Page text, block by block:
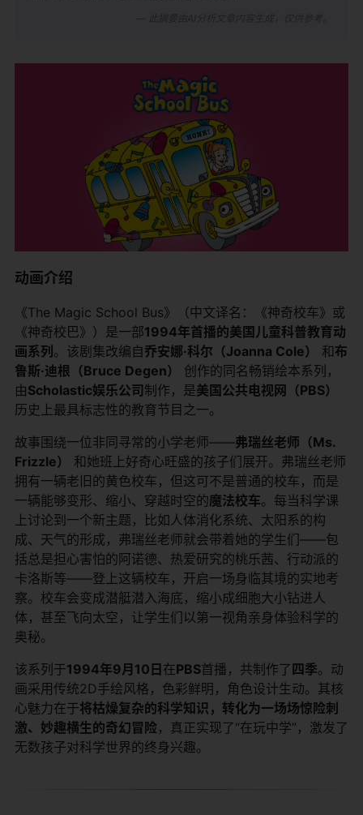
动画介绍
《The Magic School Bus》（中文译名：《神奇校车》或
《神奇校巴》）是一部1994年首播的美国儿童科普教育动
画系列 。该剧集改编自乔安娜·科尔（Joanna Cole） ​ 和布
鲁斯·迪根（Bruce Degen）
​ 创作的同名畅销绘本系列，
由Scholastic娱乐公司制作，是美国公共电视网（PBS）
历史上最具标志性的教育节目之一。
故事围绕一位非同寻常的小学老师——弗瑞丝老师（Ms.
Frizzle）
​ 和她班上好奇心旺盛的孩子们展开。弗瑞丝老师
拥有一辆老旧的黄色校车，但这可不是普通的校车，而是
一辆能够变形、缩小、穿越时空的魔法校车。每当科学课
上讨论到一个新主题，比如人体消化系统、太阳系的构
成、天气的形成，弗瑞丝老师就会带着她的学生们——包
括总是担心害怕的阿诺德、热爱研究的桃乐茜、行动派的
卡洛斯等——登上这辆校车，开启一场身临其境的实地考
察。校车会变成潜艇潜入海底，缩小成细胞大小钻进人
体，甚至飞向太空，让学生们以第一视角亲身体验科学的
奥秘。
该系列于1994年9月10日在PBS首播，共制作了四季。动
画采用传统2D手绘风格，色彩鲜明，角色设计生动。其核
心魅力在于将枯燥复杂的科学知识，转化为一场场惊险刺
激、妙趣横生的奇幻冒险 ，真正实现了“在玩中学”，激发了
无数孩子对科学世界的终身兴趣。